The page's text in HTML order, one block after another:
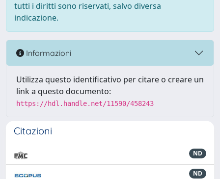
tutti i diritti sono riservati, salvo diversa
indicazione.
Informazioni
Utilizza questo identificativo per citare o creare un
link a questo documento:
https://hdl.handle.net/11590/458243
Citazioni
ND
ND